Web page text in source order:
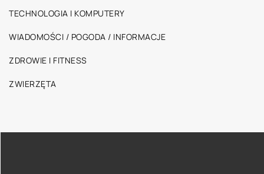
TECHNOLOGIA I KOMPUTERY
WIADOMOŚCI / POGODA / INFORMACJE
ZDROWIE I FITNESS
ZWIERZĘTA